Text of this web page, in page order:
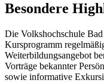
Besondere
Die Volkshochschule
Kursprogramm
Weiterbildungsangebot
Vorträge bekannter
sowie informative